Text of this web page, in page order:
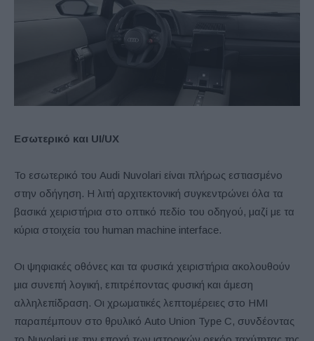
Εσωτερικό και UI/UX
Το εσωτερικό του Audi Nuvolari είναι πλήρως εστιασμένο
στην οδήγηση. Η λιτή αρχιτεκτονική συγκεντρώνει όλα τα
βασικά χειριστήρια στο οπτικό πεδίο του οδηγού, μαζί με τα
κύρια στοιχεία του human machine interface.
Οι ψηφιακές οθόνες και τα φυσικά χειριστήρια ακολουθούν
μια συνεπή λογική, επιτρέποντας φυσική και άμεση
αλληλεπίδραση. Οι χρωματικές λεπτομέρειες στο HMI
παραπέμπουν στο θρυλικό Auto Union Type C, συνδέοντας